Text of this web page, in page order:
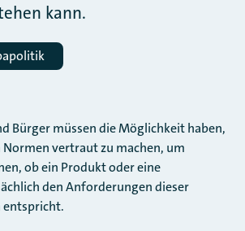
kann.
Bürger müssen die Möglichkeit haben,
vertraut zu machen, um
ob ein Produkt oder eine
den Anforderungen dieser
entspricht.